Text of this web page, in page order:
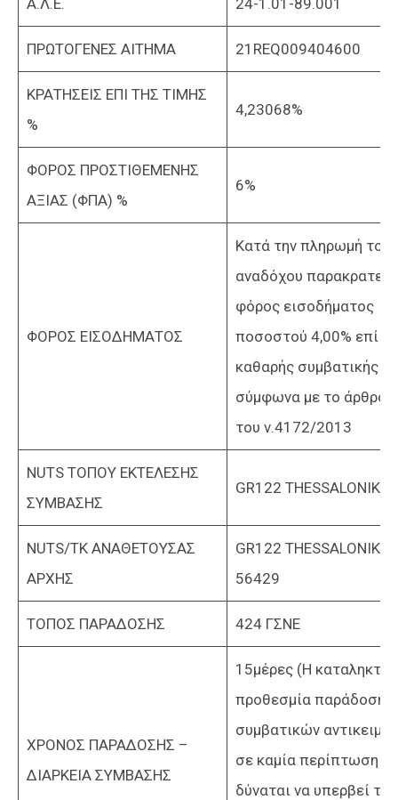
ΠΡΩΤΟΓΕΝΕΣ ΑΙΤΗΜΑ 21REQ009404600
ΚΡΑΤΗΣΕΙΣ ΕΠΙ ΤΗΣ ΤΙΜΗΣ
%
4,23068%
ΦΟΡΟΣ ΠΡΟΣΤΙΘΕΜΕΝΗΣ
ΑΞΙΑΣ (ΦΠΑ) %
6%
ΦΟΡΟΣ ΕΙΣΟΔΗΜΑΤΟΣ
Κατά την πληρωμή του
αναδόχου
φόρος εισοδήματος
ποσοστού 4,00% επί
καθαρής συμβατικής
σύμφωνα με το άρθρο
του ν.4172/2013
NUTS ΤΟΠΟΥ ΕΚΤΕΛΕΣΗΣ
ΣΥΜΒΑΣΗΣ
GR122 THESSALONIKI
NUTS/ΤΚ ΑΝΑΘΕΤΟΥΣΑΣ
ΑΡΧΗΣ
GR122 THESSALONIKI /
56429
ΤΟΠΟΣ ΠΑΡΑΔΟΣΗΣ 424 ΓΣΝΕ
ΧΡΟΝΟΣ ΠΑΡΑΔΟΣΗΣ –
ΔΙΑΡΚΕΙΑ ΣΥΜΒΑΣΗΣ
15μέρες (Η
προθεσμία παράδοσης
συμβατικών
σε καμία περίπτωση
δύναται να υπερβεί